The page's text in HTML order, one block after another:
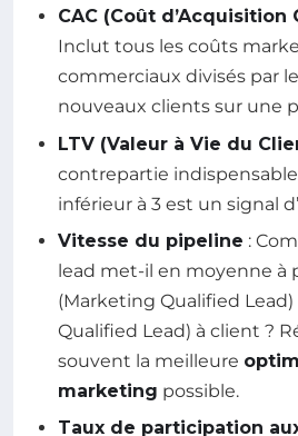
CAC (Coût d’Acquisition
Inclut tous les coûts
commerciaux divisés par
nouveaux clients sur une
LTV (Valeur à Vie du
contrepartie indispensable.
inférieur à 3 est un signal
Vitesse du pipeline :
lead met-il en moyenne à
(Marketing Qualified Lead)
Qualified Lead) à client ?
souvent la meilleure
marketing possible.
Taux de participation